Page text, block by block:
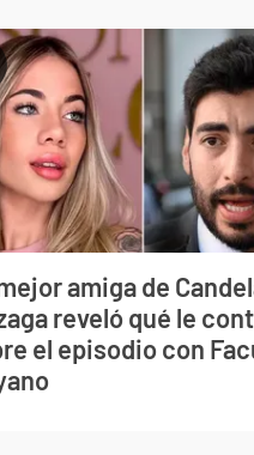
amiga de
reveló qué le
el episodio con